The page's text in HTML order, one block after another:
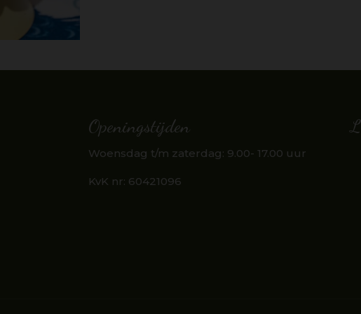
Openingstijden
Woensdag t/m zaterdag: 9.00- 17.00 uur
KvK nr: 60421096